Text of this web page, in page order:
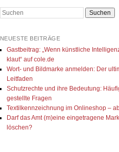
Suchen
NEUESTE BEITRÄGE
Gastbeitrag: „Wenn künstliche
klaut“ auf cole.de​
Wort- und Bildmarke anmelden: Der
Leitfaden
Schutzrechte und ihre Bedeutung:
gestellte Fragen
Textilkennzeichnung im Onlineshop –
Darf das Amt (m)eine eingetragene
löschen?